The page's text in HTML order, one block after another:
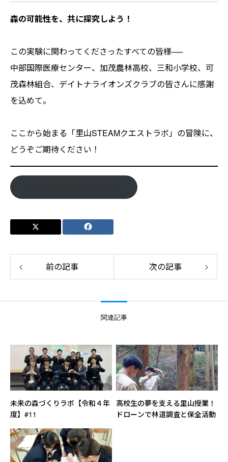
森の可能性を、共に探究しよう！
この実験に関わってくださったすべての皆様──
中部国際医療センター、加茂農林高校、三和小学校、可
茂森林組合、デイトナライオンズクラブの皆さんに感謝
を込めて。
ここから始まる「里山STEAMクエストラボ」の冒険に、
どうぞご期待ください！
前の記事 次の記事
関連記事
未来の森づくりラボ【令和４年
度】#11
高校生の夢を支える里山授業！
ドローンで林道調査と保全活動